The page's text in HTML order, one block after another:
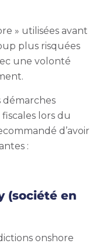
» utilisées avant
plus risquées
une volonté
lors du
d’avoir
:
(société en
onshore